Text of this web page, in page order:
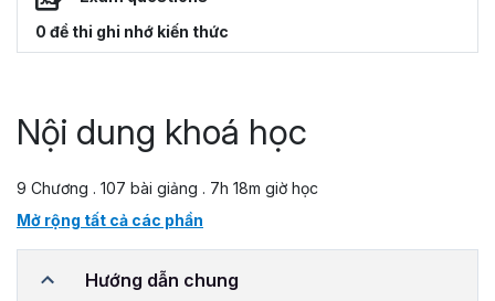
0 đề thi ghi nhớ kiến thức
Nội dung khoá học
9 Chương . 107 bài giảng . 7h 18m giờ học
Mở rộng tất cả các phần
Hướng dẫn chung